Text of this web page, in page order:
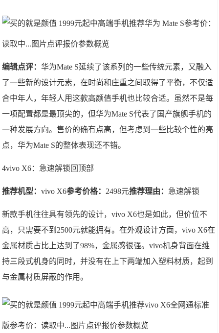
华为 Mate S参考价：
读取中...图片点评报价参数概览
编辑点评：华为Mate S延续了该系列的一些传统元素，又融入
了一些新的设计元素，在时尚和庄重之间取得了平衡，不仅适
合中年人，年轻人用这款高颜值手机也比较合适。虽然不是每
一项配置都是最顶尖的，但华为Mate S代表了国产旗舰手机的
一种发展方向。售价的确有点高，但考虑到一些比较个性的亮
点，华为Mate S的整体表现还不错。
4vivo X6：急速解锁回顶部
推荐机型：vivo X6参考价格： 2498元推荐理由： 急速解锁
新款手机往往具有领先的设计，vivo X6也是如此，但价位不
高，只需要不到2500元就能拥有。在外观设计方面，vivo X6在
金属材质占比上达到了98%，金属感很强。vivo机身背面在维
持三段式机身的同时，并没有在上下两端加入塑料材质，起到
与金属材质屏蔽的作用。
vivo X6全网通标准
版参考价：读取中...图片点评报价参数概览